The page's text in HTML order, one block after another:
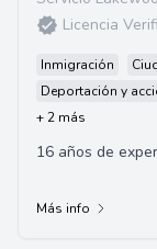
Licencia
Inmigración
Deportación y
+ 2 más
16 años de
Más info